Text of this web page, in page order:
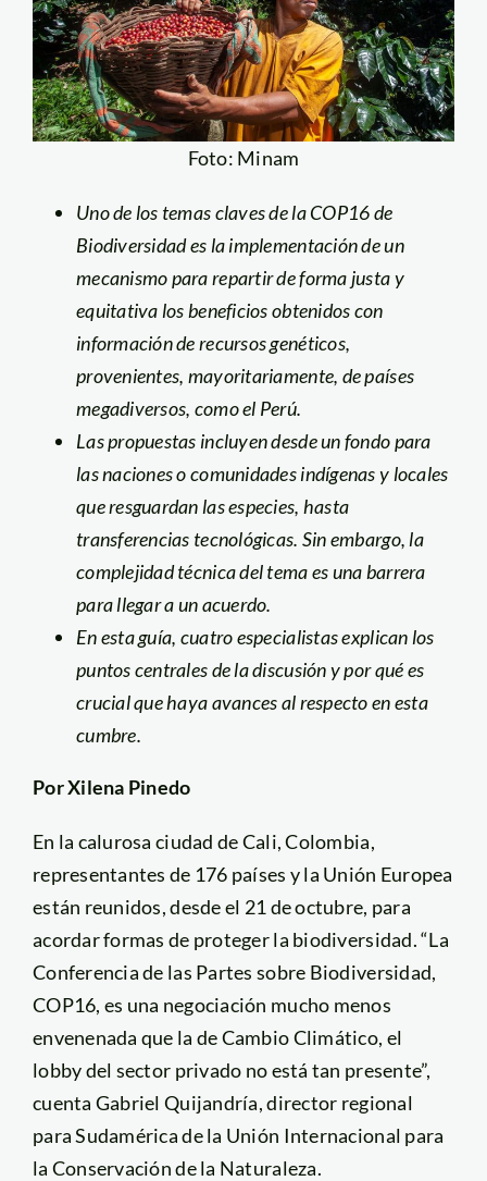
Foto: Minam
Uno de los temas claves de la COP16 de
Biodiversidad es la implementación de un
mecanismo para repartir de forma justa y
equitativa los beneficios obtenidos con
información de recursos genéticos,
provenientes, mayoritariamente, de países
megadiversos, como el Perú.
Las propuestas incluyen desde un fondo para
las naciones o comunidades indígenas y locales
que resguardan las especies, hasta
transferencias tecnológicas. Sin embargo, la
complejidad técnica del tema es una barrera
para llegar a un acuerdo.
En esta guía, cuatro especialistas explican los
puntos centrales de la discusión y por qué es
crucial que haya avances al respecto en esta
cumbre.
Por Xilena Pinedo
En la calurosa ciudad de Cali, Colombia,
representantes de 176 países y la Unión Europea
están reunidos, desde el 21 de octubre, para
acordar formas de proteger la biodiversidad. “La
Conferencia de las Partes sobre Biodiversidad,
COP16, es una negociación mucho menos
envenenada que la de Cambio Climático, el
lobby del sector privado no está tan presente”,
cuenta Gabriel Quijandría, director regional
para Sudamérica de la Unión Internacional para
la Conservación de la Naturaleza.